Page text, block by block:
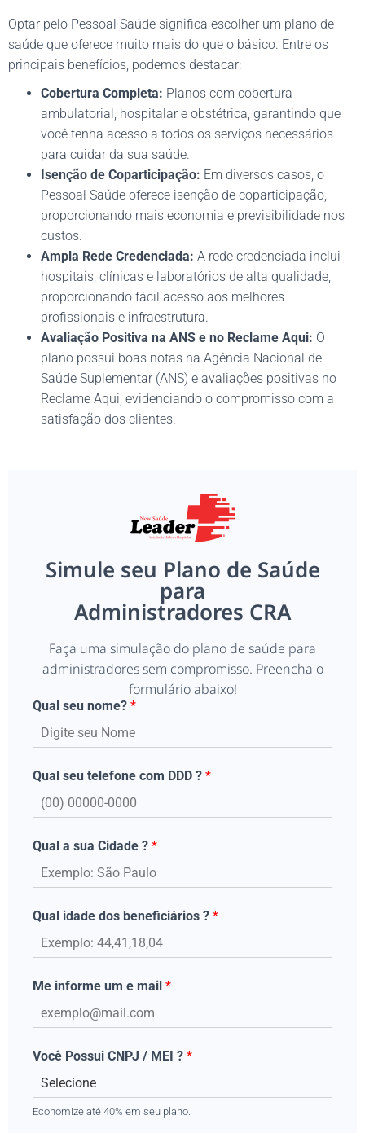
Optar pelo Pessoal Saúde significa escolher um plano de
saúde que oferece muito mais do que o básico. Entre os
principais benefícios, podemos destacar:
Cobertura Completa: Planos com cobertura
ambulatorial, hospitalar e obstétrica, garantindo que
você tenha acesso a todos os serviços necessários
para cuidar da sua saúde.
Isenção de Coparticipação: Em diversos casos, o
Pessoal Saúde oferece isenção de coparticipação,
proporcionando mais economia e previsibilidade nos
custos.
Ampla Rede Credenciada: A rede credenciada inclui
hospitais, clínicas e laboratórios de alta qualidade,
proporcionando fácil acesso aos melhores
profissionais e infraestrutura.
Avaliação Positiva na ANS e no Reclame Aqui: O
plano possui boas notas na Agência Nacional de
Saúde Suplementar (ANS) e avaliações positivas no
Reclame Aqui, evidenciando o compromisso com a
satisfação dos clientes.
Simule seu Plano de Saúde
para
Administradores CRA
Faça uma simulação do plano de saúde para
administradores sem compromisso. Preencha o
formulário abaixo!
Qual seu nome? *
Qual seu telefone com DDD ? *
Qual a sua Cidade ? *
Qual idade dos beneficiários ? *
Me informe um e mail *
Você Possui CNPJ / MEI ? *
Economize até 40% em seu plano.